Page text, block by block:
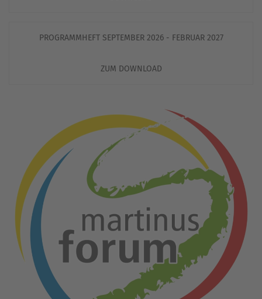
PROGRAMMHEFT SEPTEMBER 2026 - FEBRUAR 2027
ZUM DOWNLOAD